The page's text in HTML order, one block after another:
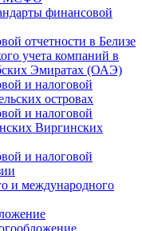
финансовой
отчетности в Белизе
учета компаний в
Эмиратах (ОАЭ)
и налоговой
островах
и налоговой
Виргинских
и налоговой
и международного